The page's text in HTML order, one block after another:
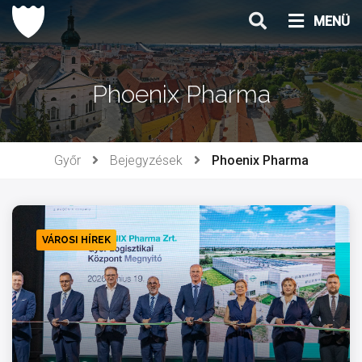
Ugrás
tartalomhoz
MENÜ
Phoenix Pharma
Győr Bejegyzések Phoenix Pharma
VÁROSI HÍREK